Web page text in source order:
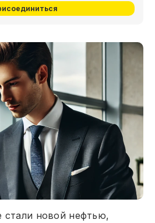
стали новой нефтью,